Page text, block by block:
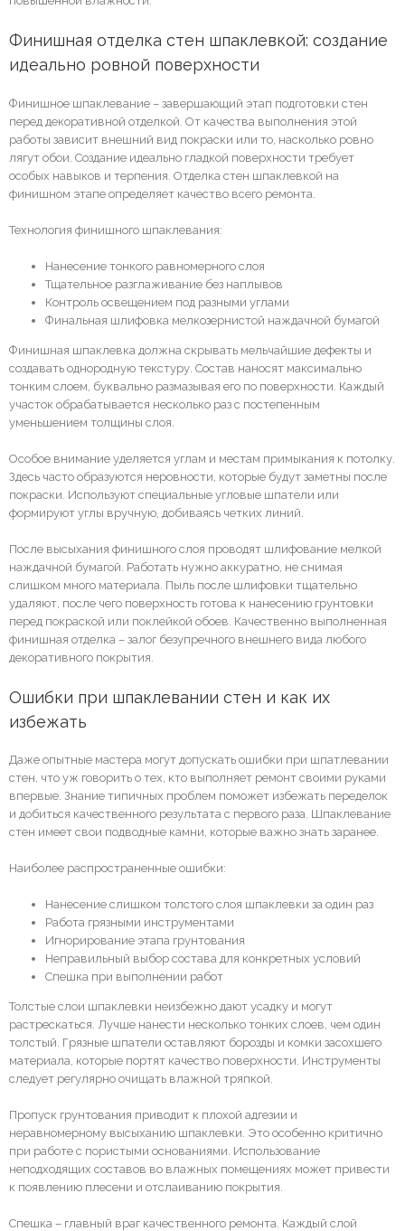
Финишная отделка стен шпаклевкой: создание
идеально ровной поверхности
Финишное шпаклевание – завершающий этап подготовки стен
перед декоративной отделкой. От качества выполнения этой
работы зависит внешний вид покраски или то, насколько ровно
лягут обои. Создание идеально гладкой поверхности требует
особых навыков и терпения. Отделка стен шпаклевкой на
финишном этапе определяет качество всего ремонта.
Технология финишного шпаклевания:
Нанесение тонкого равномерного слоя
Тщательное разглаживание без наплывов
Контроль освещением под разными углами
Финальная шлифовка мелкозернистой наждачной бумагой
Финишная шпаклевка должна скрывать мельчайшие дефекты и
создавать однородную текстуру. Состав наносят максимально
тонким слоем, буквально размазывая его по поверхности. Каждый
участок обрабатывается несколько раз с постепенным
уменьшением толщины слоя.
Особое внимание уделяется углам и местам примыкания к потолку.
Здесь часто образуются неровности, которые будут заметны после
покраски. Используют специальные угловые шпатели или
формируют углы вручную, добиваясь четких линий.
После высыхания финишного слоя проводят шлифование мелкой
наждачной бумагой. Работать нужно аккуратно, не снимая
слишком много материала. Пыль после шлифовки тщательно
удаляют, после чего поверхность готова к нанесению грунтовки
перед покраской или поклейкой обоев. Качественно выполненная
финишная отделка – залог безупречного внешнего вида любого
декоративного покрытия.
Ошибки при шпаклевании стен и как их
избежать
Даже опытные мастера могут допускать ошибки при шпатлевании
стен, что уж говорить о тех, кто выполняет ремонт своими руками
впервые. Знание типичных проблем поможет избежать переделок
и добиться качественного результата с первого раза. Шпаклевание
стен имеет свои подводные камни, которые важно знать заранее.
Наиболее распространенные ошибки:
Нанесение слишком толстого слоя шпаклевки за один раз
Работа грязными инструментами
Игнорирование этапа грунтования
Неправильный выбор состава для конкретных условий
Спешка при выполнении работ
Толстые слои шпаклевки неизбежно дают усадку и могут
растрескаться. Лучше нанести несколько тонких слоев, чем один
толстый. Грязные шпатели оставляют борозды и комки засохшего
материала, которые портят качество поверхности. Инструменты
следует регулярно очищать влажной тряпкой.
Пропуск грунтования приводит к плохой адгезии и
неравномерному высыханию шпаклевки. Это особенно критично
при работе с пористыми основаниями. Использование
неподходящих составов во влажных помещениях может привести
к появлению плесени и отслаиванию покрытия.
Спешка – главный враг качественного ремонта. Каждый слой